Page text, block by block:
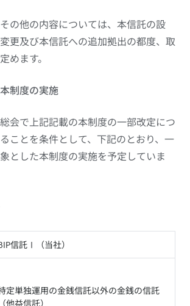
の他の内容については、本信託の設
更及び本信託への追加拠出の都度、取
めます。
制度の実施
会で上記記載の本制度の一部改定につ
ことを条件として、下記のとおり、一
とした本制度の実施を予定していま
信託Ⅰ（当社）
定単独運用の金銭信託以外の金銭の信託
（他益信託）